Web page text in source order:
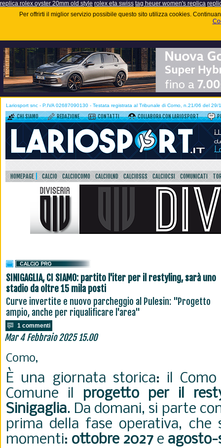
replica rolex oyster 20mm old style rolex eta swiss tag heuer women's replica
Per offrirti il miglior servizio possibile questo sito utilizza cookies.
Lariosport snc - P.IVA 02687090130 - Testata registrata al Tribunale di Como, n.21/06 del 29/
CHI SIAMO REDAZIONE CONTATTI COLLABORA CON LARIOSPORT
HOMEPAGE CALCIO CALCIOCOMO CALCIOLND CALCIOSGS CALCIOCSI COMUNICATI
SINIGAGLIA, CI SIAMO: partito l'iter per il restyling, sarà uno
stadio da oltre 15 mila posti
Curve invertite e nuovo parcheggio al Pulesin: "Progetto
ampio, anche per riqualificare l'area"
1 commenti
Mar 4 Febbraio 2025 15.00
Como,
È una giornata storica: il
Comune il progetto per il
Sinigaglia. Da domani, si parte
prima della fase operativa, che
momenti: ottobre 2027 e agosto-